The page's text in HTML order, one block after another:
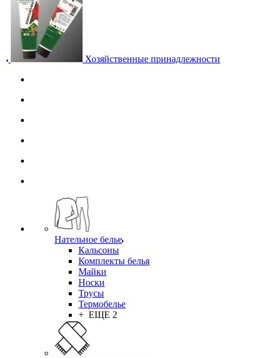
Хозяйственные принадлежности
Нательное белье
Кальсоны
Комплекты белья
Майки
Носки
Трусы
Термобелье
+ ЕЩЕ 2